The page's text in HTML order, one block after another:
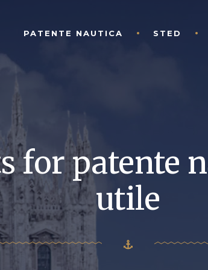
PATENTE NAUTICA STED
for patente
utile